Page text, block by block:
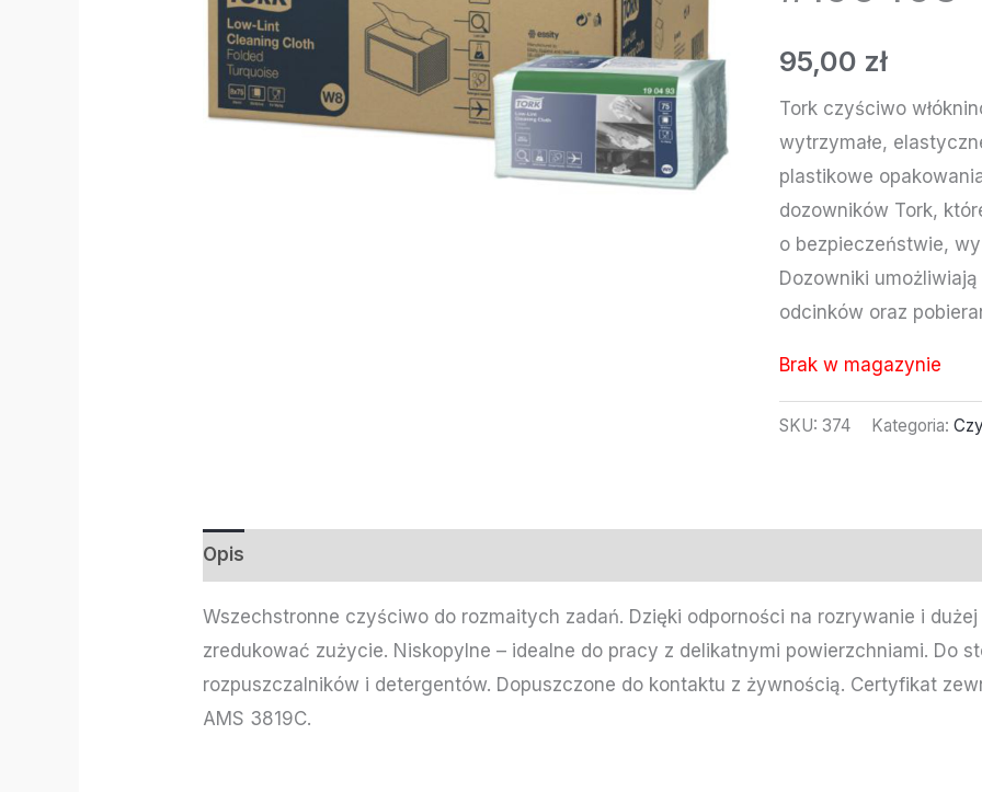
95,00 zł
Tork czyściwo
wytrzymałe,
plastikowe
dozowników Tork,
o bezpieczeństwie,
Dozowniki
odcinków oraz
Brak w magazynie
SKU: 374 Kategoria:
Opis
Wszechstronne czyściwo do rozmaitych zadań. Dzięki odporności na rozrywanie i
zredukować zużycie. Niskopylne – idealne do pracy z delikatnymi powierzchniami. Do
rozpuszczalników i detergentów. Dopuszczone do kontaktu z żywnością. Certyfikat
AMS 3819C.